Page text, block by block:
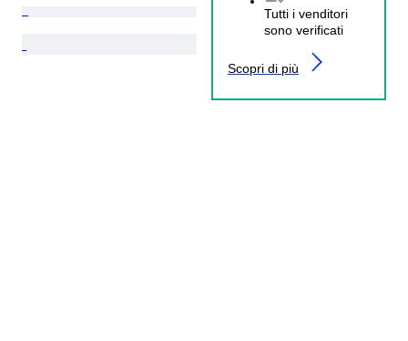
Tutti i venditori
sono verificati
Scopri di più